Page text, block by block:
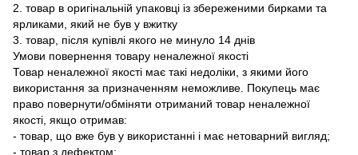
2. товар в оригінальній упаковці із збереженими бирками та
ярликами, який не був у вжитку
3. товар, після купівлі якого не минуло 14 днів
Умови повернення товару неналежної якості
Товар неналежної якості має такі недоліки, з якими його
використання за призначенням неможливе. Покупець має
право повернути/обміняти отриманий товар неналежної
якості, якщо отримав:
- товар, що вже був у використанні і має нетоварний вигляд;
- товар з дефектом;